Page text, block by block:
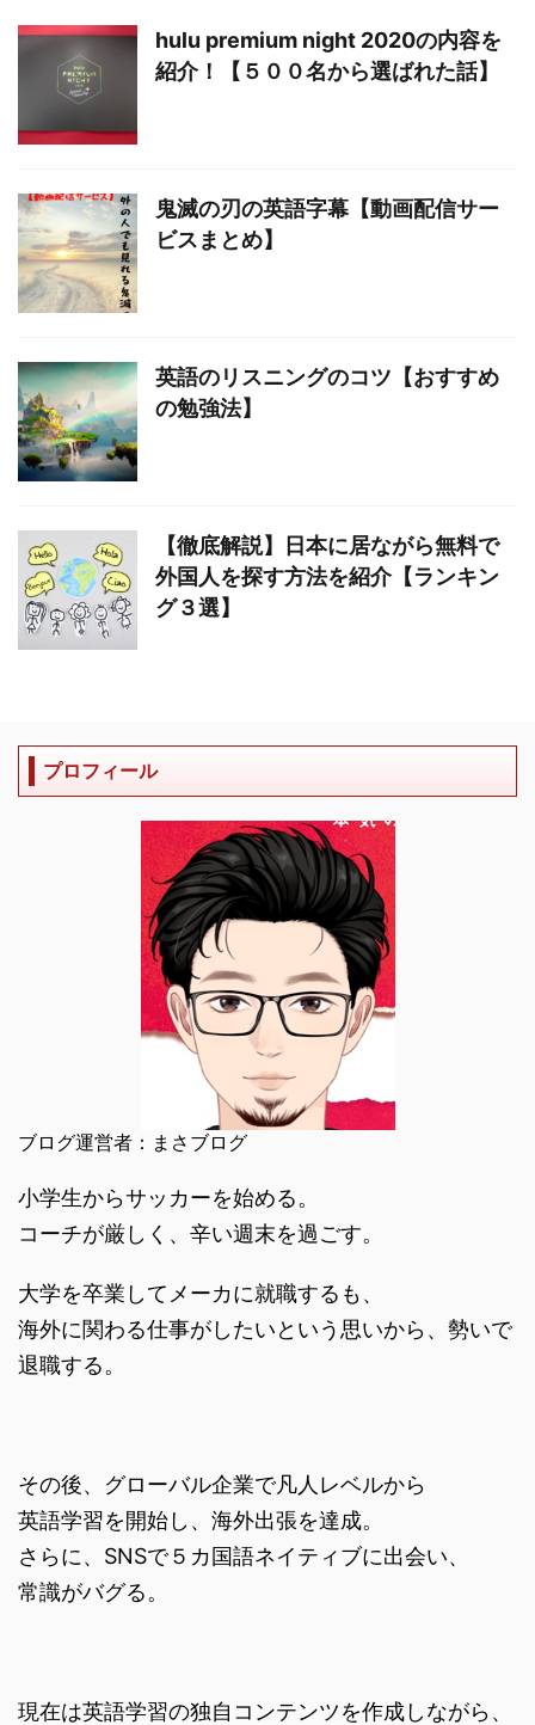
hulu premium night 2020の内容を
紹介！【５００名から選ばれた話】
鬼滅の刃の英語字幕【動画配信サー
ビスまとめ】
英語のリスニングのコツ【おすすめ
の勉強法】
【徹底解説】日本に居ながら無料で
外国人を探す方法を紹介【ランキン
グ３選】
プロフィール
ブログ運営者：まさブログ
小学生からサッカーを始める。
コーチが厳しく、辛い週末を過ごす。
大学を卒業してメーカに就職するも、
海外に関わる仕事がしたいという思いから、勢いで
退職する。
その後、グローバル企業で凡人レベルから
英語学習を開始し、海外出張を達成。
さらに、SNSで５カ国語ネイティブに出会い、
常識がバグる。
現在は英語学習の独自コンテンツを作成しながら、